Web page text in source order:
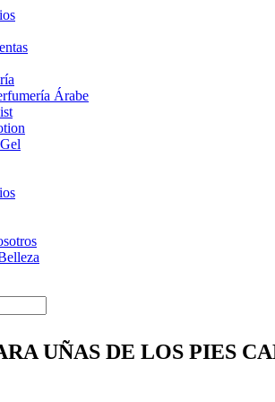
Árabe
UÑAS DE LOS PIES